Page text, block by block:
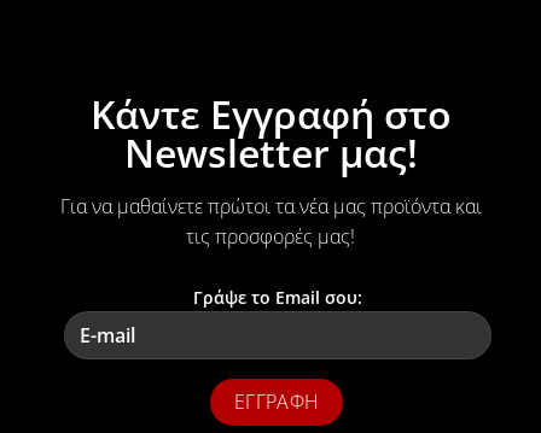
Κάντε Εγγραφή στο
Newsletter μας!
Για να μαθαίνετε πρώτοι τα νέα μας προϊόντα και
τις προσφορές μας!
Γράψε το Email σου: